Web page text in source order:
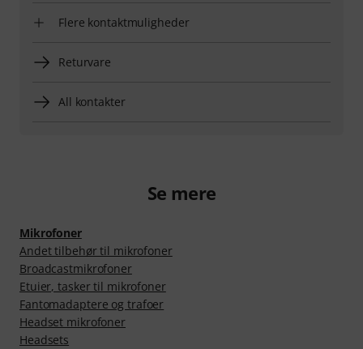
Flere kontaktmuligheder
Returvare
All kontakter
Se mere
Mikrofoner
Andet tilbehør til mikrofoner
Broadcastmikrofoner
Etuier, tasker til mikrofoner
Fantomadaptere og trafoer
Headset mikrofoner
Headsets